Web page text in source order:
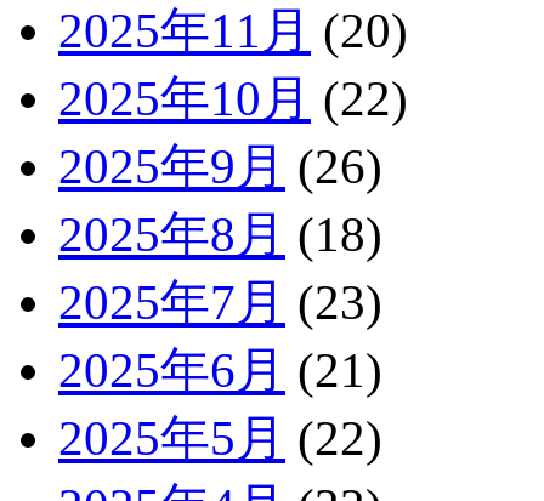
2025年11月 (20)
2025年10月 (22)
2025年9月 (26)
2025年8月 (18)
2025年7月 (23)
2025年6月 (21)
2025年5月 (22)